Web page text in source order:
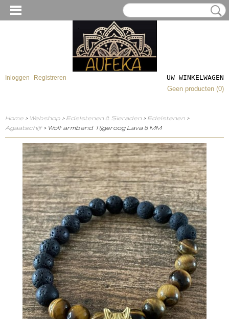
Inloggen Registreren
UW WINKELWAGEN
Geen producten (0)
Home > Webshop > Edelstenen & Sieraden > Edelstenen >
Agaatschijf> Wolf armband Tijgeroog Lava 8 MM